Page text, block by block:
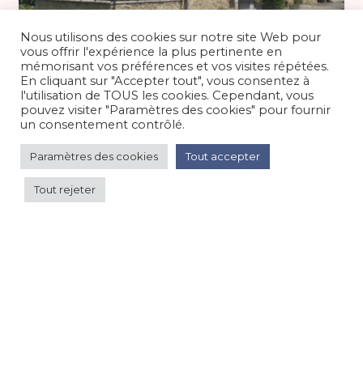
basse saison 72 €/nuit
Gîte La Bascule 6/8 pers dans le Gers
Maison/villa/chalet/gîte/Campagne
Nous utilisons des cookies sur notre site Web pour
vous offrir l'expérience la plus pertinente en
mémorisant vos préférences et vos visites répétées.
En cliquant sur "Accepter tout", vous consentez à
l'utilisation de TOUS les cookies. Cependant, vous
pouvez visiter "Paramètres des cookies" pour fournir
un consentement contrôlé.
Paramètres des cookies Tout accepter
Tout rejeter